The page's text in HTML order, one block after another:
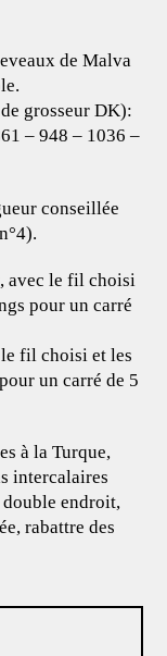
de Malva
grosseur DK):
– 948 – 1036 –
conseillée
avec le fil choisi
pour un carré
fil choisi et les
un carré de 5
à la Turque,
intercalaires
endroit,
rabattre des